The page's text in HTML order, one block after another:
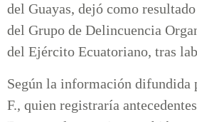
del Guayas, dejó como
del Grupo de Delincuencia
del Ejército Ecuatoriano, tras
Según la información difundida
F., quien registraría